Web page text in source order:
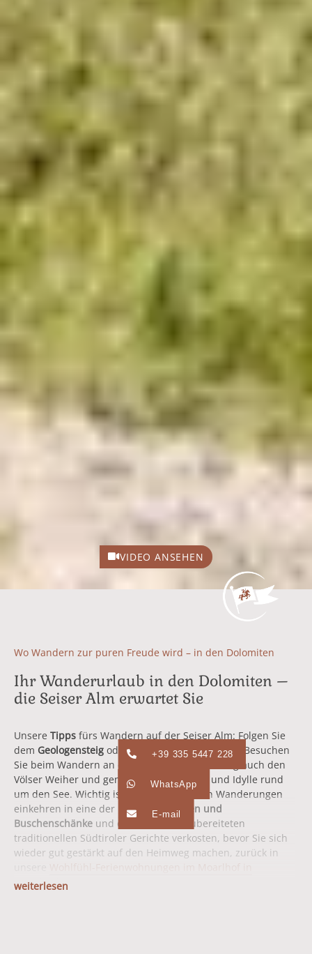
VIDEO ANSEHEN
Ihr Wanderurlaub in den Dolomiten –
die Seiser Alm erwartet Sie
Wo Wandern zur puren Freude wird – in den Dolomiten
Unsere Tipps fürs Wandern auf der Seiser Alm: Folgen Sie
dem Geologensteig oder demOachner Höfeweg
. Besuchen
Sie beim Wandern an einem heißen Sommertag auch den
Völser Weiher und genießen Sie die Ruhe und Idylle rund
um den See. Wichtig ist, dass Sie bei Ihren Wanderungen
einkehren in eine der
urigen Almhütten und
Buschenschänke und die hier frisch zubereiteten
traditionellen Südtiroler Gerichte verkosten, bevor Sie sich
wieder gut gestärkt auf den Heimweg machen, zurück in
Kastelruth.
weiterlesen
+39 335 5447 228
WhatsApp
E-mail